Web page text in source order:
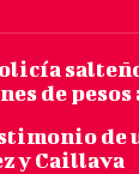
de pesos
de
y Caillava